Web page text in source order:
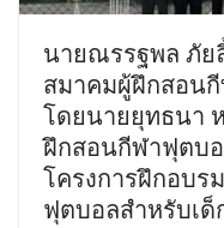
นายณรรฐพล ภัย
สมาคมผู้ฝึกสอน
โดยนายยุทธนา
ฝึกสอนกีฬาฟุตบ
โครงการฝึกอบ
ฟุตบอลสำหรับเด็